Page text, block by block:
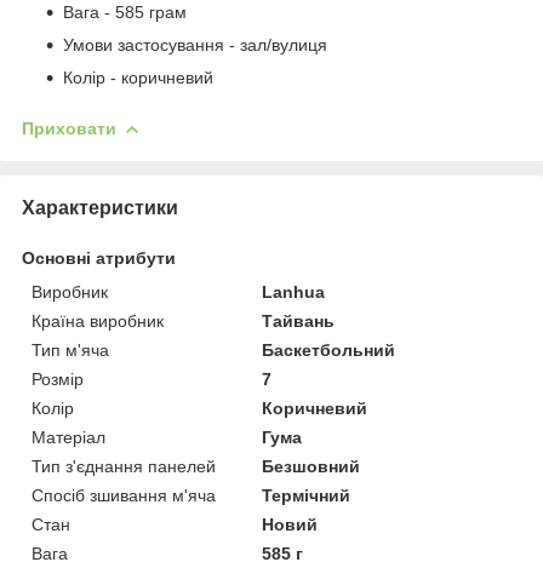
Вага - 585 грам
Умови застосування - зал/вулиця
Колір - коричневий
Приховати
Характеристики
Основні атрибути
Виробник
Lanhua
Країна виробник
Тайвань
Тип м'яча
Баскетбольний
Розмір
7
Колір
Коричневий
Матеріал
Гума
Тип з'єднання панелей
Безшовний
Спосіб зшивання м'яча
Термічний
Стан
Новий
Вага
585 г